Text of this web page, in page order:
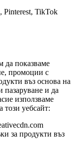
Pinterest, TikTok
да показваме
промоции с
въз основа на
и да
използваме
този уебсайт:
за продукти въз